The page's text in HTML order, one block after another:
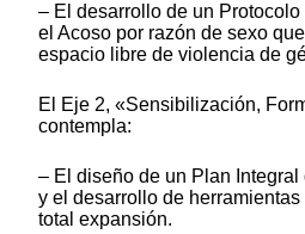
‒ El desarrollo de un
el Acoso por razón de sexo
espacio libre de violencia de
El Eje 2, «Sensibilización,
contempla:
‒ El diseño de un Plan
y el desarrollo de
total expansión.